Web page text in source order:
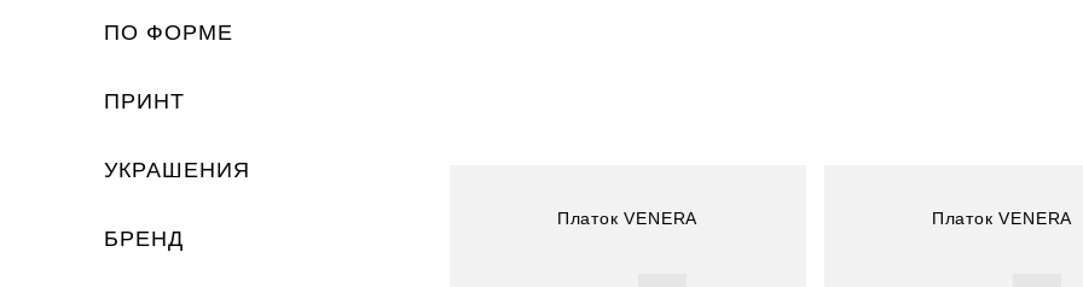
ПО ФОРМЕ
ПРИНТ
УКРАШЕНИЯ
БРЕНД
Платок VENERA Платок VENERA